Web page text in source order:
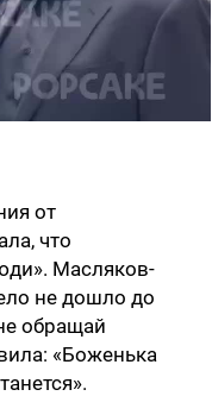
от
что
Масляков-
не дошло до
обращай
«Боженька